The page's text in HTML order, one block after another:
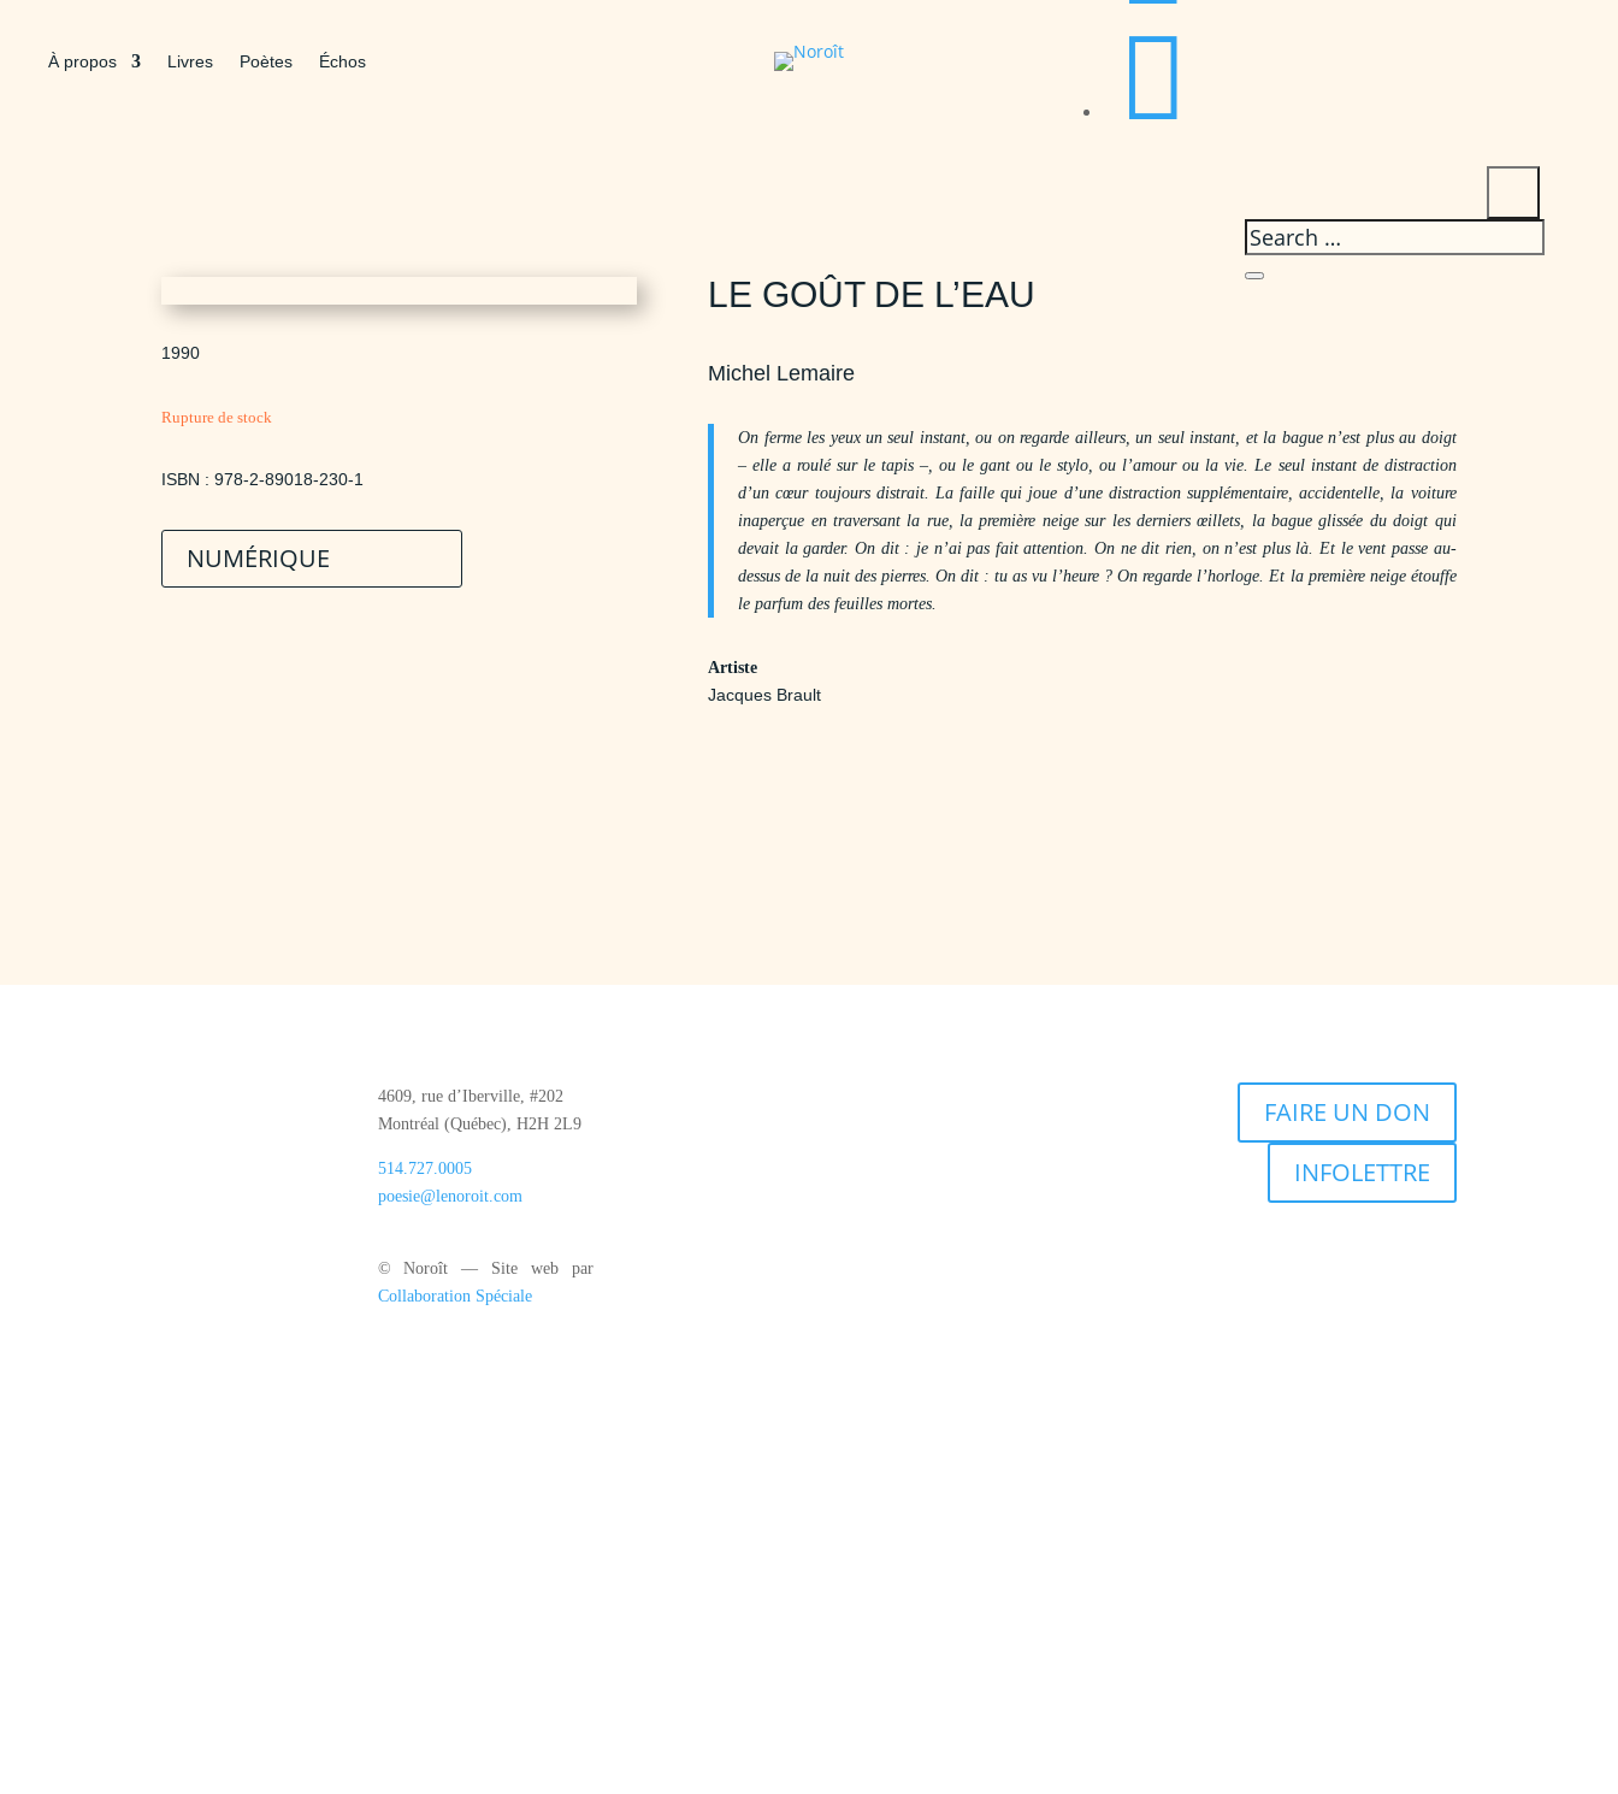
À propos Livres Poètes Échos

1990
Rupture de stock
ISBN : 978-2-89018-230-1
NUMÉRIQUE
LE GOÛT DE L’EAU
Michel Lemaire
On ferme les yeux un seul instant, ou on regarde ailleurs, un seul instant, et la bague n’est plus au doigt
– elle a roulé sur le tapis –, ou le gant ou le stylo, ou l’amour ou la vie. Le seul instant de distraction
d’un cœur toujours distrait. La faille qui joue d’une distraction supplémentaire, accidentelle, la voiture
inaperçue en traversant la rue, la première neige sur les derniers œillets, la bague glissée du doigt qui
devait la garder. On dit : je n’ai pas fait attention. On ne dit rien, on n’est plus là. Et le vent passe au-
dessus de la nuit des pierres. On dit : tu as vu l’heure ? On regarde l’horloge. Et la première neige étouffe
le parfum des feuilles mortes.
Artiste
Jacques Brault
4609, rue d’Iberville, #202
Montréal (Québec), H2H 2L9
514.727.0005
poesie@lenoroit.com
© Noroît — Site web par
Collaboration Spéciale
FAIRE UN DON
INFOLETTRE